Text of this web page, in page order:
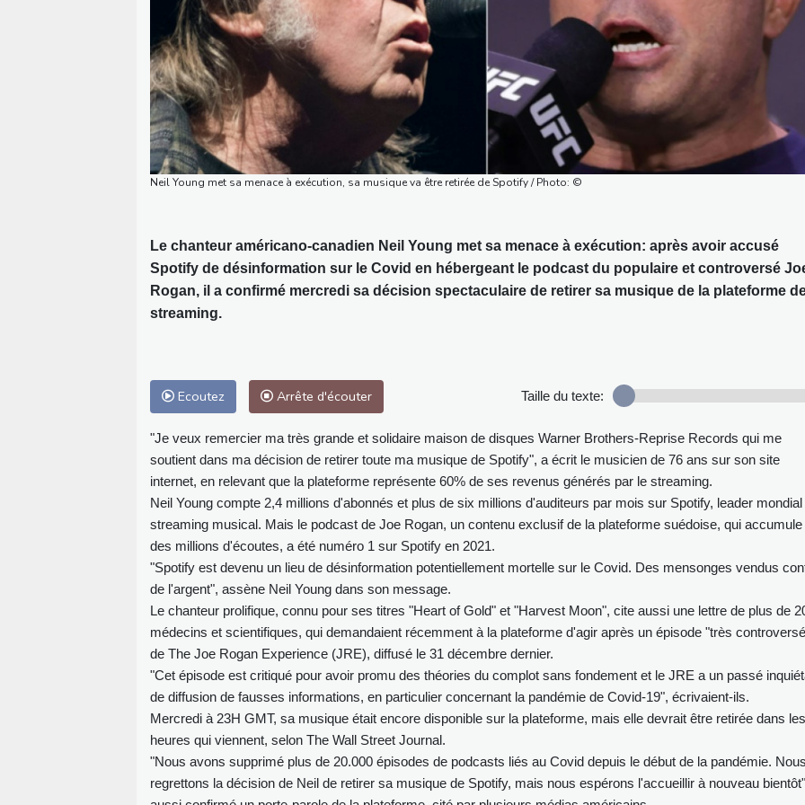
Neil Young met sa menace à exécution, sa musique va être retirée de Spotify / Photo: ©
Le chanteur américano-canadien Neil Young met sa menace à exécution: après avoir accusé
Spotify de désinformation sur le Covid en hébergeant le podcast du populaire et controversé
Rogan, il a confirmé mercredi sa décision spectaculaire de retirer sa musique de la plateforme
streaming.
Ecoutez Arrête d'écouter Taille du texte:
"Je veux remercier ma très grande et solidaire maison de disques Warner Brothers-Reprise Records qui me
soutient dans ma décision de retirer toute ma musique de Spotify", a écrit le musicien de 76 ans sur son site
internet, en relevant que la plateforme représente 60% de ses revenus générés par le streaming.
Neil Young compte 2,4 millions d'abonnés et plus de six millions d'auditeurs par mois sur Spotify, leader mondial
streaming musical. Mais le podcast de Joe Rogan, un contenu exclusif de la plateforme suédoise, qui accumule
des millions d'écoutes, a été numéro 1 sur Spotify en 2021.
"Spotify est devenu un lieu de désinformation potentiellement mortelle sur le Covid. Des mensonges vendus
de l'argent", assène Neil Young dans son message.
Le chanteur prolifique, connu pour ses titres "Heart of Gold" et "Harvest Moon", cite aussi une lettre de plus de
médecins et scientifiques, qui demandaient récemment à la plateforme d'agir après un épisode "très
de The Joe Rogan Experience (JRE), diffusé le 31 décembre dernier.
"Cet épisode est critiqué pour avoir promu des théories du complot sans fondement et le JRE a un passé
de diffusion de fausses informations, en particulier concernant la pandémie de Covid-19", écrivaient-ils.
Mercredi à 23H GMT, sa musique était encore disponible sur la plateforme, mais elle devrait être retirée dans les
heures qui viennent, selon The Wall Street Journal.
"Nous avons supprimé plus de 20.000 épisodes de podcasts liés au Covid depuis le début de la pandémie. Nous
regrettons la décision de Neil de retirer sa musique de Spotify, mais nous espérons l'accueillir à nouveau